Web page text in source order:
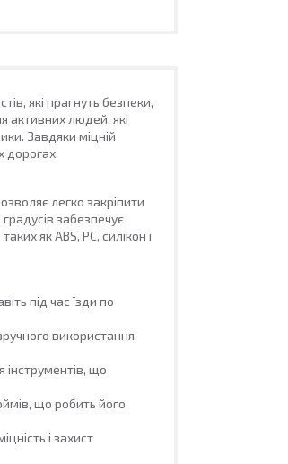
які прагнуть безпеки,
активних людей, які
Завдяки міцній
дорогах.
легко закріпити
забезпечує
як ABS, PC, силікон і
під час їзди по
використання
інструментів, що
що робить його
і захист